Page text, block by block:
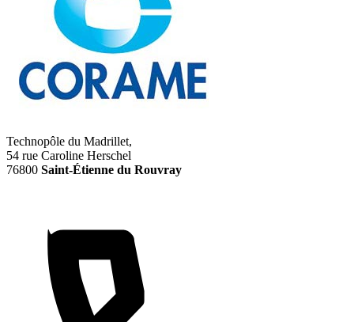
Technopôle du Madrillet,
54 rue Caroline Herschel
76800 Saint-Étienne du Rouvray